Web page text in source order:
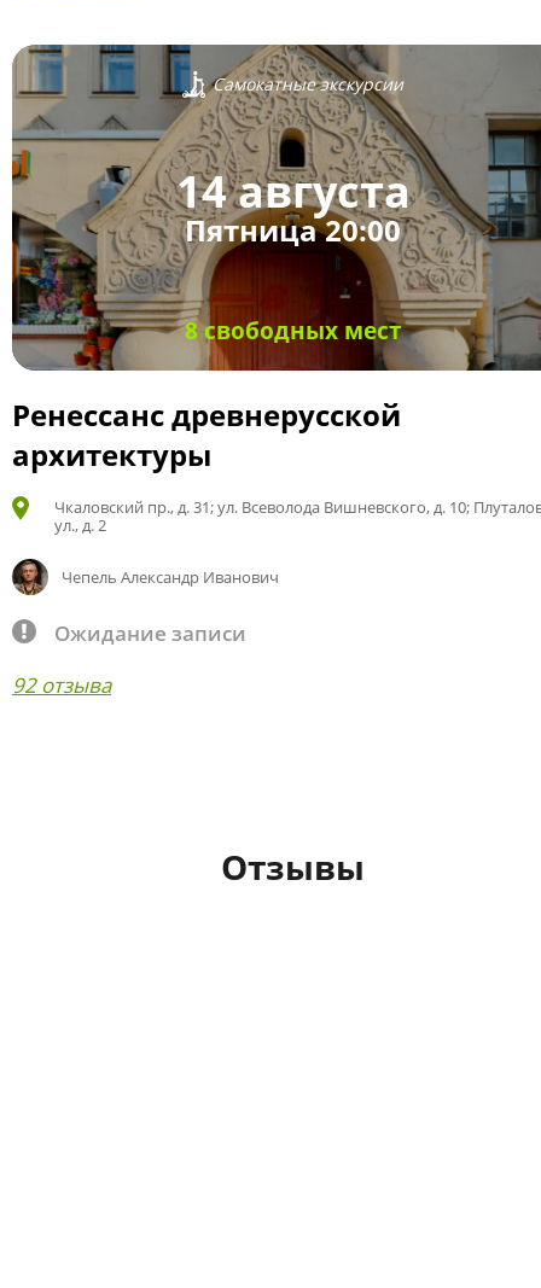
Самокатные экскурсии
14 августа
Пятница 20:00
8 свободных мест
Ренессанс древнерусской
архитектуры
Чкаловский пр., д. 31; ул. Всеволода Вишневского, д. 10;
ул., д. 2
Чепель Александр Иванович
Ожидание записи
92 отзыва
Отзывы